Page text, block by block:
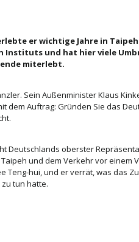
er wichtige Jahre in
Instituts und hat hier viele
miterlebt.
Sein Außenminister Klaus
dem Auftrag: Gründen Sie das
Deutschlands oberster
und dem Verkehr vor einem
Teng-hui, und er verrät, was das
zu tun hatte.